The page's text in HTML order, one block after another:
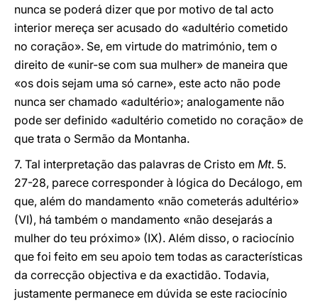
nunca se poderá dizer que por motivo de tal acto
interior mereça ser acusado do «adultério cometido
no coração». Se, em virtude do matrimónio, tem o
direito de «unir-se com sua mulher» de maneira que
«os dois sejam uma só carne», este acto não pode
nunca ser chamado «adultério»; analogamente não
pode ser definido «adultério cometido no coração» de
que trata o Sermão da Montanha.
7. Tal interpretação das palavras de Cristo em Mt. 5.
27-28, parece corresponder à lógica do Decálogo, em
que, além do mandamento «não cometerás adultério»
(VI), há também o mandamento «não desejarás a
mulher do teu próximo» (IX). Além disso, o raciocínio
que foi feito em seu apoio tem todas as características
da correcção objectiva e da exactidão. Todavia,
justamente permanece em dúvida se este raciocínio